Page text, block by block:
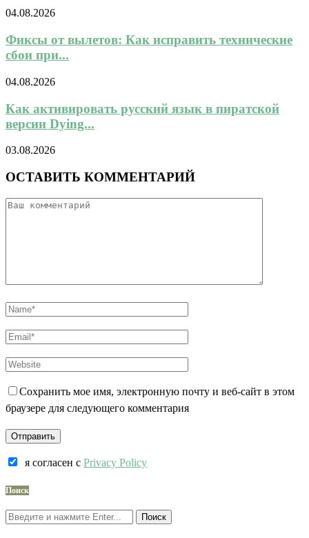
04.08.2026
Фиксы от вылетов: Как исправить технические
сбои при...
04.08.2026
Как активировать русский язык в пиратской
версии Dying...
03.08.2026
ОСТАВИТЬ КОММЕНТАРИЙ
Сохранить мое имя, электронную почту и веб-сайт в этом
браузере для следующего комментария
я согласен c Privacy Policy
Поиск
Поиск